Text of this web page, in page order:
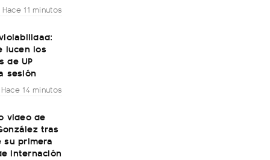
Hace 11 minutos
lucen los
de UP
sesión
Hace 14 minutos
video de
tras
su primera
internación